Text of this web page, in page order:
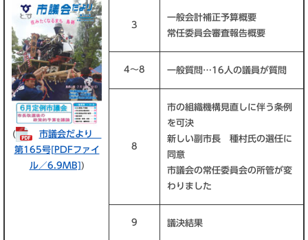
(
市議会だより
第165号​[PDFファイ
ル／6.9MB])
3
一般会計補正予算概要
常任委員会審査報告概要
4～8 一般質問…16人の議員が質問
8
市の組織機構見直しに伴う条例
を可決
新しい副市長 種村氏の選任に
同意
市議会の常任委員会の所管が変
わりました
9 議決結果